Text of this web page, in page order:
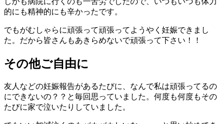
的にも精神的にも辛かったです。
でもがむしゃらに頑張って頑張ってようやく妊娠できまし
た。だから皆さんもあきらめないで頑張って下さい！！
その他ご自由に
友人などの妊娠報告があるたびに、なんで私は頑張ってるの
にできないの？？と毎回思っていました。何度も何度もその
たびに家で泣いたりしていました。